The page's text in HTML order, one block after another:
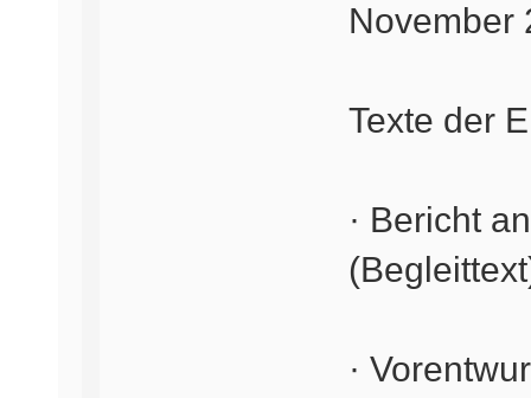
November
Texte der
· Bericht
·